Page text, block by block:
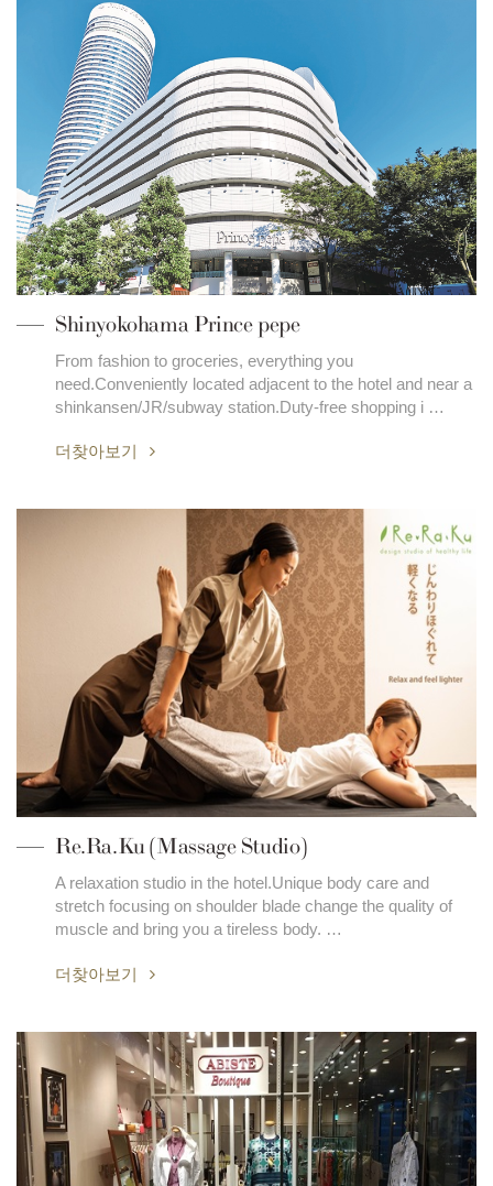
Shinyokohama Prince pepe
From fashion to groceries, everything you
need.Conveniently located adjacent to the hotel and near a
shinkansen/JR/subway station.Duty-free shopping i …
더찾아보기
Re.Ra.Ku (Massage Studio)
A relaxation studio in the hotel.Unique body care and
stretch focusing on shoulder blade change the quality of
muscle and bring you a tireless body. …
더찾아보기